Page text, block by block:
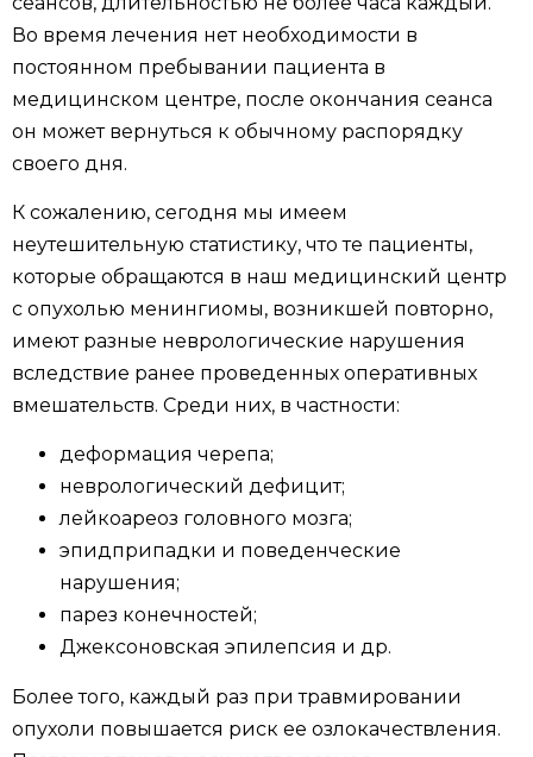
Во время лечения нет необходимости в
постоянном пребывании пациента в
медицинском центре, после окончания сеанса
он может вернуться к обычному распорядку
своего дня.
К сожалению, сегодня мы имеем
неутешительную статистику, что те пациенты,
которые обращаются в наш медицинский центр
с опухолью менингиомы, возникшей повторно,
имеют разные неврологические нарушения
вследствие ранее проведенных оперативных
вмешательств. Среди них, в частности:
деформация черепа;
неврологический дефицит;
лейкоареоз головного мозга;
эпидприпадки и поведенческие
нарушения;
парез конечностей;
Джексоновская эпилепсия и др.
Более того, каждый раз при травмировании
опухоли повышается риск ее озлокачествления.